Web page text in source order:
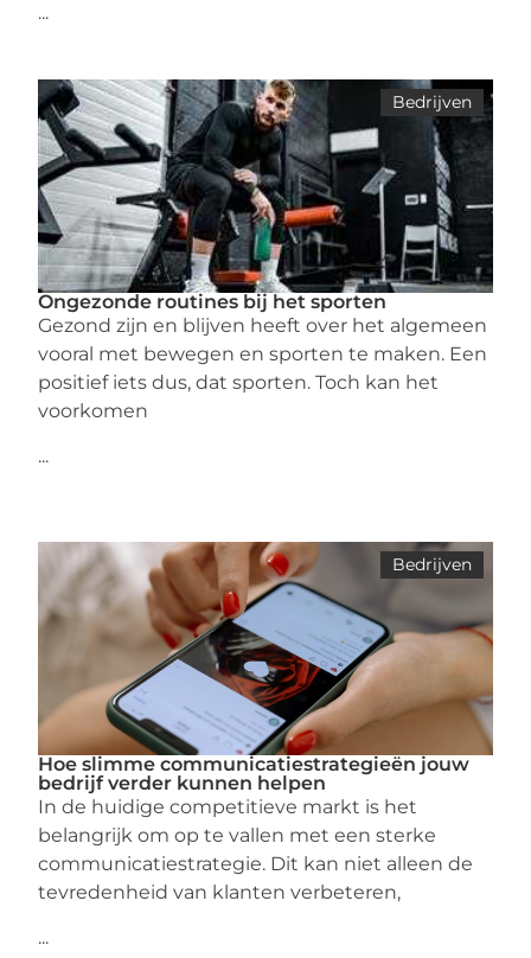
...
Bedrijven
Ongezonde routines bij het sporten
Gezond zijn en blijven heeft over het algemeen
vooral met bewegen en sporten te maken. Een
positief iets dus, dat sporten. Toch kan het
voorkomen
...
Bedrijven
Hoe slimme communicatiestrategieën jouw
bedrijf verder kunnen helpen
In de huidige competitieve markt is het
belangrijk om op te vallen met een sterke
communicatiestrategie. Dit kan niet alleen de
tevredenheid van klanten verbeteren,
...